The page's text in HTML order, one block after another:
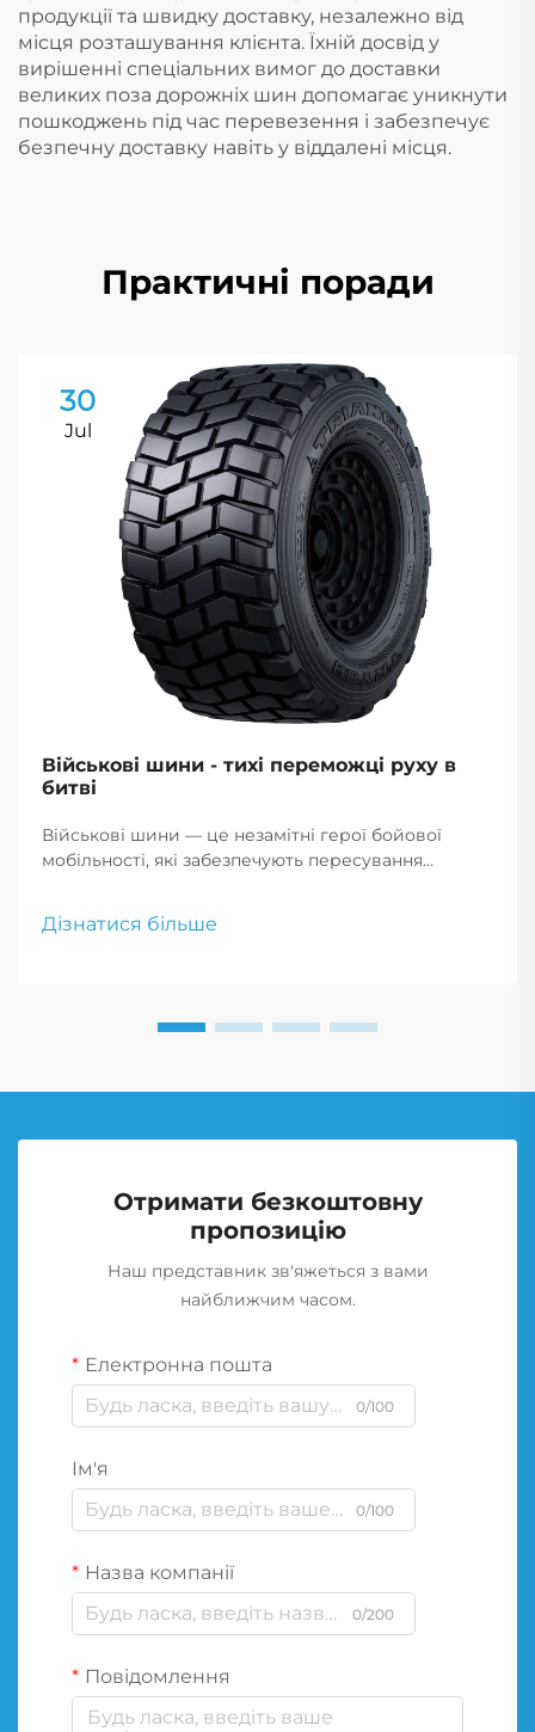
продукції та швидку доставку, незалежно від
місця розташування клієнта. Їхній досвід у
вирішенні спеціальних вимог до доставки
великих поза дорожніх шин допомагає уникнути
пошкоджень під час перевезення і забезпечує
безпечну доставку навіть у віддалені місця.
Практичні поради
30
Jul
Військові шини - тихі переможці руху в
битві
Військові шини — це незамітні герої бойової
мобільності, які забезпечують пересування
військовослужбовців.
Дізнатися більше
Отримати безкоштовну
пропозицію
Наш представник зв'яжеться з вами
найближчим часом.
Електронна пошта
0/100
Ім'я
0/100
Назва компанії
0/200
Повідомлення